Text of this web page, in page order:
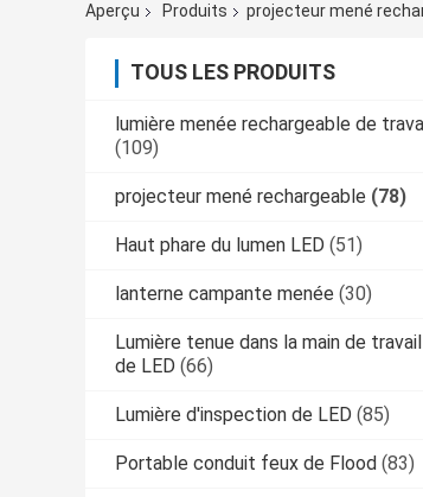
Aperçu Produits projecteur mené
TOUS LES PRODUITS
lumière menée rechargeable de
(109)
projecteur mené rechargeable (78)
Haut phare du lumen LED (51)
lanterne campante menée (30)
Lumière tenue dans la main de travail
de LED (66)
Lumière d'inspection de LED (85)
Portable conduit feux de Flood (83)